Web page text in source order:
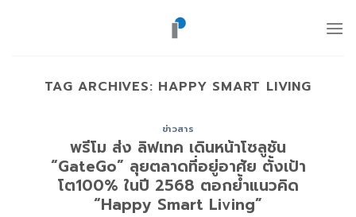
TAG ARCHIVES: HAPPY SMART LIVING
ข่าวสาร
พรีโม ส่ง ลิฟเทค เดินหน้าโซลูชัน
“GateGo” ลุยตลาดที่อยู่อาศัย ตั้งเป้า
โต100% ในปี 2568 ตอกย้ำแนวคิด
“Happy Smart Living”